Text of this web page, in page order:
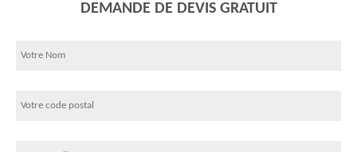
DEMANDE DE DEVIS GRATUIT